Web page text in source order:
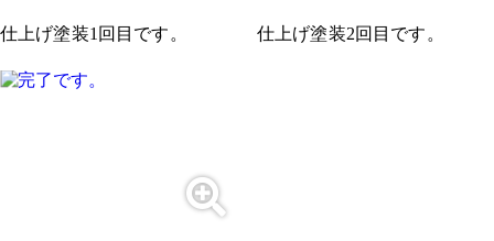
仕上げ塗装1回目です。 仕上げ塗装2回目です。